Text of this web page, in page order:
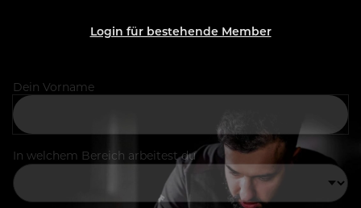
Login für bestehende Member
Dein Vorname
In welchem Bereich arbeitest du